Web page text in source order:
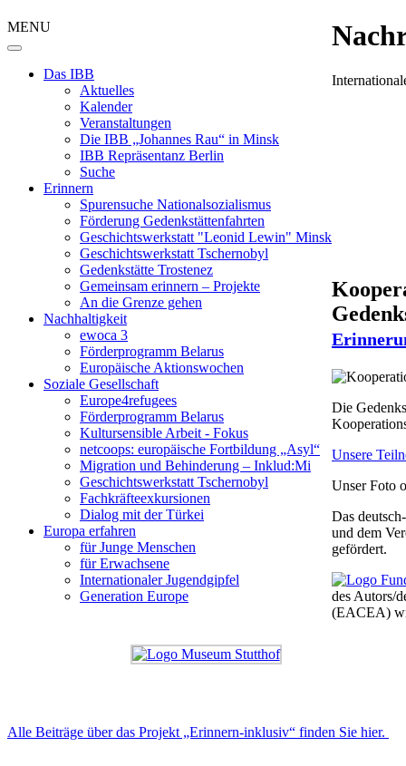
MENU
Das IBB
Aktuelles
Kalender
Veranstaltungen
Die IBB „Johannes Rau“ in Minsk
IBB Repräsentanz Berlin
Suche
Erinnern
Spurensuche Nationalsozialismus
Förderung Gedenkstättenfahrten
Geschichtswerkstatt "Leonid Lewin" Minsk
Geschichtswerkstatt Tschernobyl
Gedenkstätte Trostenez
Gemeinsam erinnern – Projekte
An die Grenze gehen
Nachhaltigkeit
ewoca 3
Förderprogramm Belarus
Europäische Aktionswochen
Soziale Gesellschaft
Europe4refugees
Förderprogramm Belarus
Kultursensible Arbeit - Fokus
netcoops: europäische Fortbildung „Asyl“
Migration und Behinderung – Inklud:Mi
Geschichtswerkstatt Tschernobyl
Fachkräfteexkursionen
Dialog mit der Türkei
Europa erfahren
für Junge Menschen
für Erwachsene
Internationaler Jugendgipfel
Generation Europe
Die
Unsere
Unser Foto
Das
und dem
gefördert.
des Autors/
(EACEA)
Alle Beiträge über das Projekt „Erinnern-inklusiv“ finden Sie hier.